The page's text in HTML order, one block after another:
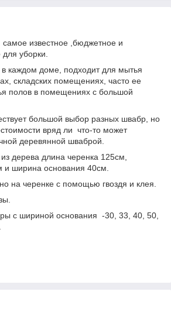
известное ,бюджетное и
уборки.
каждом доме, подходит для мытья
складских помещениях, часто ее
полов в помещениях с большой
большой выбор разных швабр, но
вряд ли что-то может
деревянной шваброй.
дерева длина черенка 125см,
и ширина основания 40см.
на черенке с помощью гвоздя и клея.
с шириной основания -30, 33, 40, 50,